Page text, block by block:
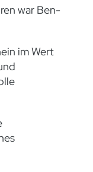
war Ben-
im Wert